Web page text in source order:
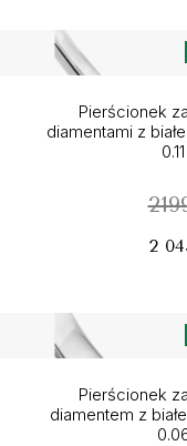
Pierścionek
diamentami z
2
Pierścionek
diamentem z